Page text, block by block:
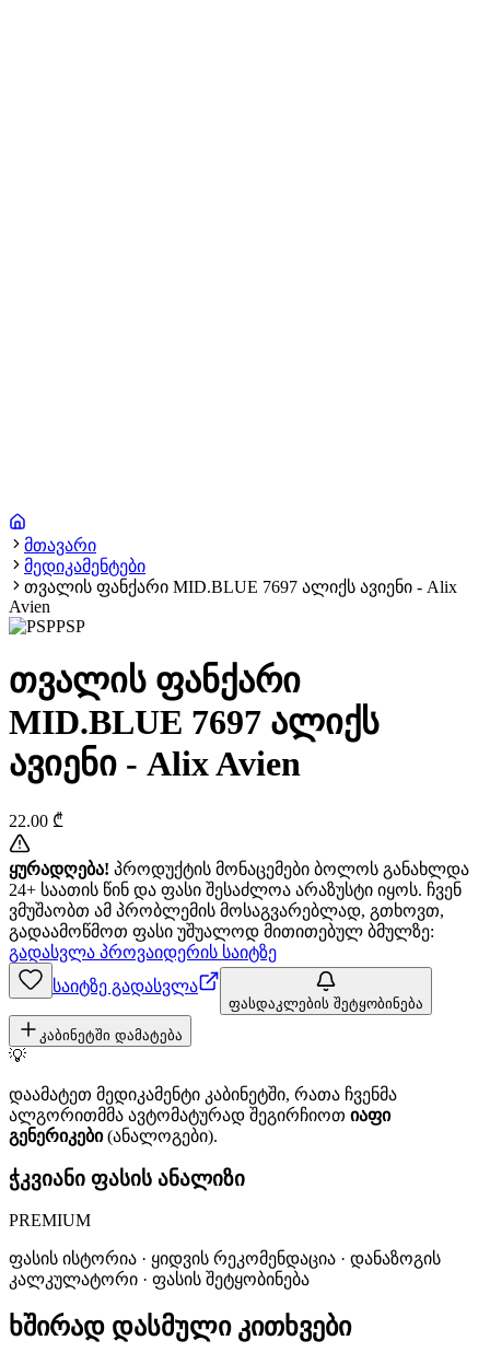
მთავარი
მედიკამენტები
თვალის ფანქარი MID.BLUE 7697 ალიქს ავიენი - Alix
Avien
PSP
თვალის ფანქარი
MID.BLUE 7697 ალიქს
ავიენი - Alix Avien
22.00 ₾
ყურადღება! პროდუქტის მონაცემები ბოლოს განახლდა
24+ საათის წინ და ფასი შესაძლოა არაზუსტი იყოს. ჩვენ
ვმუშაობთ ამ პრობლემის მოსაგვარებლად, გთხოვთ,
გადაამოწმოთ ფასი უშუალოდ მითითებულ ბმულზე:
გადასვლა პროვაიდერის საიტზე
საიტზე გადასვლა
ფასდაკლების შეტყობინება
კაბინეტში დამატება
💡
დაამატეთ მედიკამენტი კაბინეტში, რათა ჩვენმა
ალგორითმმა ავტომატურად შეგირჩიოთ იაფი
გენერიკები(ანალოგები).
ჭკვიანი ფასის ანალიზი
PREMIUM
ფასის ისტორია · ყიდვის რეკომენდაცია · დანაზოგის
კალკულატორი · ფასის შეტყობინება
ხშირად დასმული კითხვები